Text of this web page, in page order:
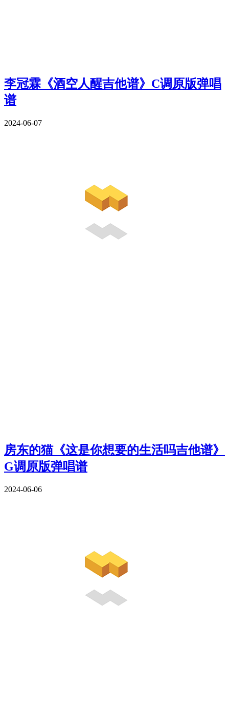
李冠霖《酒空人醒吉他谱》C调原版弹唱
谱
2024-06-07
房东的猫《这是你想要的生活吗吉他谱》
G调原版弹唱谱
2024-06-06